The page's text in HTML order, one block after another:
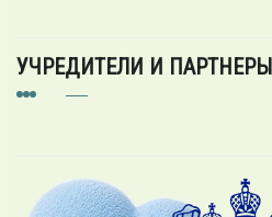
УЧРЕДИТЕЛИ И ПАРТНЕРЫ